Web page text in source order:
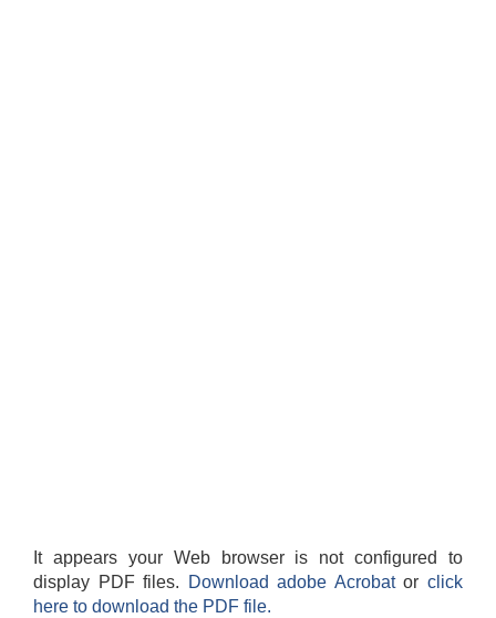
It appears your Web browser is not configured to
display PDF files.
Download adobe Acrobatorclick
here to download the PDF file.